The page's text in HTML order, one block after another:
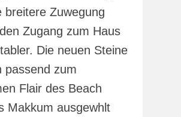
breitere Zuwegung
Zugang zum Haus
Die neuen Steine
passend zum
Flair des Beach
Makkum ausgewhlt